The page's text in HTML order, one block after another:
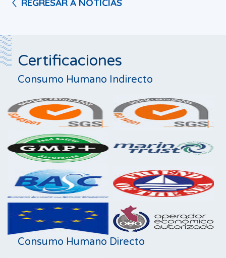
REGRESAR A NOTICIAS
Certificaciones
Consumo Humano Indirecto
Consumo Humano Directo